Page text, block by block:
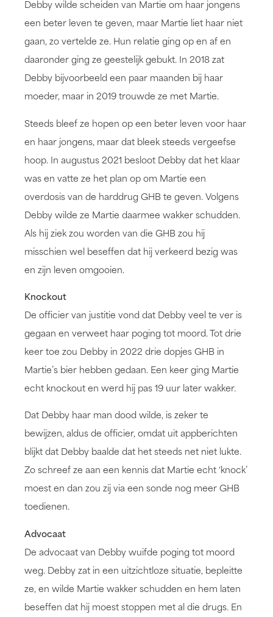
Debby wilde scheiden van Martie om haar jongens
een beter leven te geven, maar Martie liet haar niet
gaan, zo vertelde ze. Hun relatie ging op en af en
daaronder ging ze geestelijk gebukt. In 2018 zat
Debby bijvoorbeeld een paar maanden bij haar
moeder, maar in 2019 trouwde ze met Martie.
Steeds bleef ze hopen op een beter leven voor haar
en haar jongens, maar dat bleek steeds vergeefse
hoop. In augustus 2021 besloot Debby dat het klaar
was en vatte ze het plan op om Martie een
overdosis van de harddrug GHB te geven. Volgens
Debby wilde ze Martie daarmee wakker schudden.
Als hij ziek zou worden van die GHB zou hij
misschien wel beseffen dat hij verkeerd bezig was
en zijn leven omgooien.
Knockout
De officier van justitie vond dat Debby veel te ver is
gegaan en verweet haar poging tot moord. Tot drie
keer toe zou Debby in 2022 drie dopjes GHB in
Martie’s bier hebben gedaan. Een keer ging Martie
echt knockout en werd hij pas 19 uur later wakker.
Dat Debby haar man dood wilde, is zeker te
bewijzen, aldus de officier, omdat uit appberichten
blijkt dat Debby baalde dat het steeds net niet lukte.
Zo schreef ze aan een kennis dat Martie echt ‘knock’
moest en dan zou zij via een sonde nog meer GHB
toedienen.
Advocaat
De advocaat van Debby wuifde poging tot moord
weg. Debby zat in een uitzichtloze situatie, bepleitte
ze, en wilde Martie wakker schudden en hem laten
beseffen dat hij moest stoppen met al die drugs. En